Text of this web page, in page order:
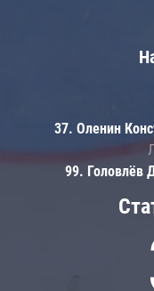
37. Оленин
99. Головлёв